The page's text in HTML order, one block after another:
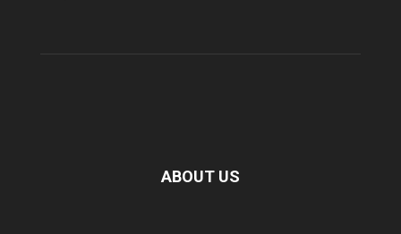
ABOUT US